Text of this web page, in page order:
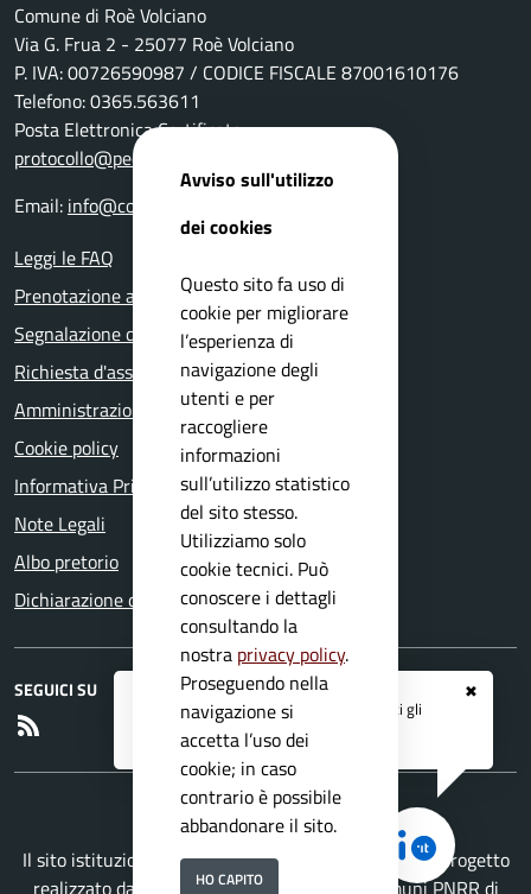
✖
Registrati ai serviziAPP IO
e ricevi tutti gli
aggiornamenti dall'Ente
Comune di Roè Volciano
Via G. Frua 2 - 25077 Roè Volciano
P. IVA: 00726590987 / CODICE FISCALE 87001610176
Telefono: 0365.563611
Posta Elettronica Certificata:
protocollo@pec.comune.roevolciano.bs.it
Email: info@comune.roevolciano.bs.it
Leggi le FAQ
Prenotazione appuntamento
Segnalazione disservizio
Richiesta d'assistenza
Amministrazione trasparente
Cookie policy
Informativa Privacy
Note Legali
Albo pretorio
Dichiarazione di accessibilità
SEGUICI SU
Il sito istituzionale del Comune di Roè Volciano è un progetto
realizzato da
Secoval srlcon la Soluzione Comuni PNRR di
Avviso sull'utilizzo
dei cookies
Questo sito fa uso di
cookie per migliorare
l’esperienza di
navigazione degli
utenti e per
raccogliere
informazioni
sull’utilizzo statistico
del sito stesso.
Utilizziamo solo
cookie tecnici. Può
conoscere i dettagli
consultando la
nostra privacy policy.
Proseguendo nella
navigazione si
accetta l’uso dei
cookie; in caso
contrario è possibile
abbandonare il sito.
HO CAPITO